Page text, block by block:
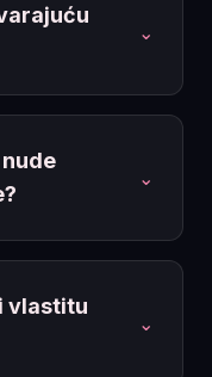
⌄
⌄
vlastitu
⌄